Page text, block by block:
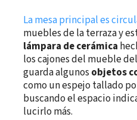
La mesa principal es
muebles de la terraza y
lámpara de cerámica
los cajones del mueble
guarda algunos objetos
como un espejo tallado
buscando el espacio
lucirlo más.